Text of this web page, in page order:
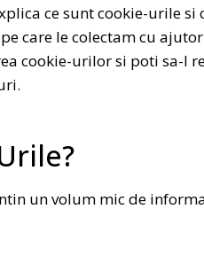
ce sunt cookie-urile
care le colectam cu
cookie-urilor si poti sa-l
un volum mic de